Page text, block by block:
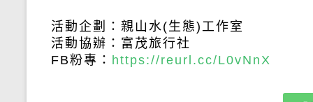
活動企劃：親山水(生態) 工作室
活動協辦：富茂旅行社
FB粉專： https://reurl.cc/L0vNnX